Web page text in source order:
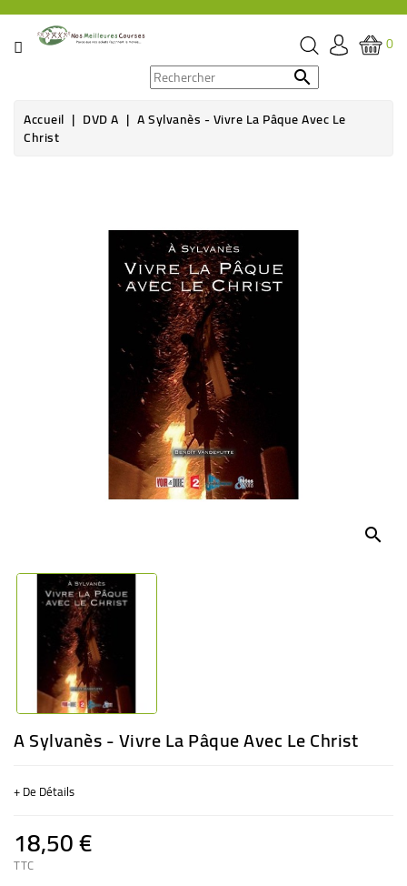
CATÉGORIE
ÉPICERIE
0

Accueil DVD A A Sylvanès - Vivre La Pâque Avec Le
Christ
search
A Sylvanès - Vivre La Pâque Avec Le Christ
+ De Détails
18,50 €
TTC